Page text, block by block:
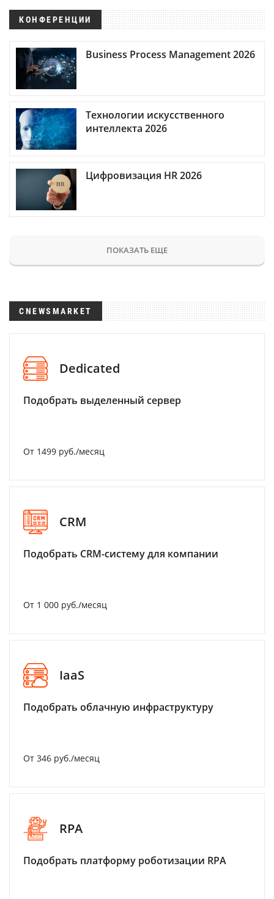
КОНФЕРЕНЦИИ
Business Process Management 2026
Технологии искусственного
интеллекта 2026
Цифровизация HR 2026
ПОКАЗАТЬ ЕЩЕ
CNEWSMARKET
Dedicated
Подобрать выделенный сервер
От 1499 руб./месяц
CRM
Подобрать CRM-систему для компании
От 1 000 руб./месяц
IaaS
Подобрать облачную инфраструктуру
От 346 руб./месяц
RPA
Подобрать платформу роботизации RPA